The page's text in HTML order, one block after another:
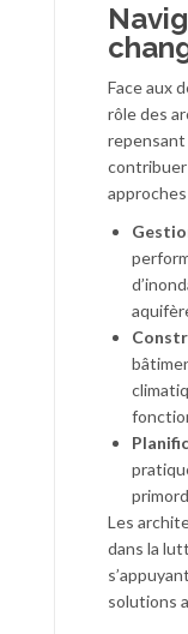
Face aux
rôle des
repensant
contribuer
Les
dans la
solutions